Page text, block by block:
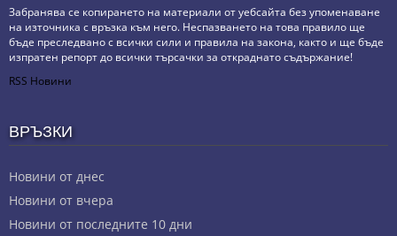
Забранява се копирането на материали от уебсайта без упоменаване
на източника с връзка към него. Неспазването на това правило ще
бъде преследвано с всички сили и правила на закона, както и ще бъде
изпратен репорт до всички търсачки за откраднато съдържание!
RSS Новини
ВРЪЗКИ
Новини от днес
Новини от вчера
Новини от последните 10 дни